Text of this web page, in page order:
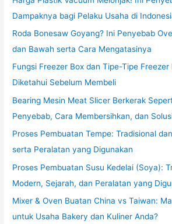
Dampaknya bagi Pelaku Usaha di
Roda Bonesaw Goyang? Ini Penyebab
dan Bawah serta Cara Mengatasinya
Fungsi Freezer Box dan Tipe-Tipe Freezer
Diketahui Sebelum Membeli
Bearing Mesin Meat Slicer Berkerak
Penyebab, Cara Membersihkan, dan
Proses Pembuatan Tempe: Tradisional
serta Peralatan yang Digunakan
Proses Pembuatan Susu Kedelai (Soya):
Modern, Sejarah, dan Peralatan yang
Mixer & Oven Buatan China vs Taiwan:
untuk Usaha Bakery dan Kuliner Anda?